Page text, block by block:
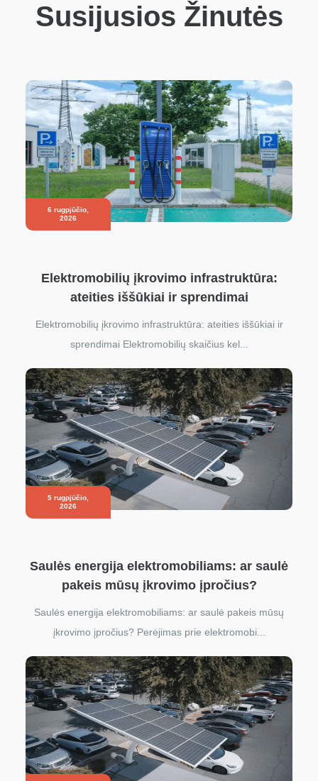
Susijusios Žinutės
6 rugpjūčio,
2026
Elektromobilių įkrovimo infrastruktūra:
ateities iššūkiai ir sprendimai
Elektromobilių įkrovimo infrastruktūra: ateities iššūkiai ir
sprendimai Elektromobilių skaičius kel...
5 rugpjūčio,
2026
Saulės energija elektromobiliams: ar saulė
pakeis mūsų įkrovimo įpročius?
Saulės energija elektromobiliams: ar saulė pakeis mūsų
įkrovimo įpročius? Perėjimas prie elektromobi...